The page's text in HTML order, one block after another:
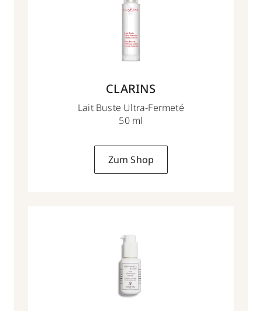
CLARINS
Lait Buste Ultra-Fermeté
50 ml
Zum Shop